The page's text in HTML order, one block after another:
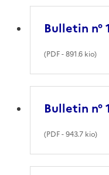
Bulletin n°
(PDF- 891.6 kio)
Bulletin n°
(PDF- 943.7 kio)